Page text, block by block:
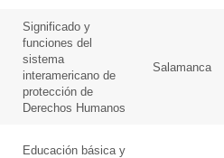
Significado y
funciones del
sistema
interamericano de
protección de
Derechos Humanos
Salamanca
Educación básica y